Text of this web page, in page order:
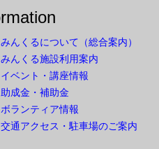
みんくるについて（総合案内）
みんくる施設利用案内
イベント・講座情報
助成金・補助金
ボランティア情報
交通アクセス・駐車場のご案内